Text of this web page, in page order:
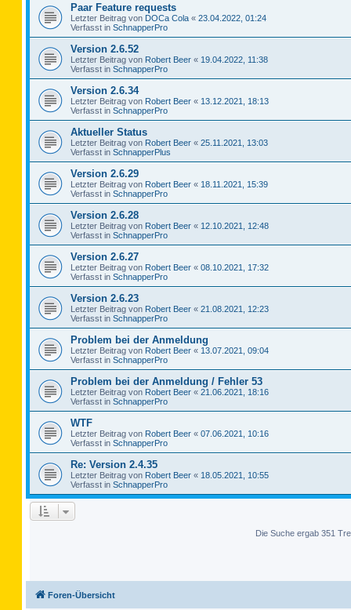
Paar Feature requests
Letzter Beitrag von DOCa Cola « 23.04.2022, 01:24
Verfasst in SchnapperPro
Version 2.6.52
Letzter Beitrag von Robert Beer « 19.04.2022, 11:38
Verfasst in SchnapperPro
Version 2.6.34
Letzter Beitrag von Robert Beer « 13.12.2021, 18:13
Verfasst in SchnapperPro
Aktueller Status
Letzter Beitrag von Robert Beer « 25.11.2021, 13:03
Verfasst in SchnapperPlus
Version 2.6.29
Letzter Beitrag von Robert Beer « 18.11.2021, 15:39
Verfasst in SchnapperPro
Version 2.6.28
Letzter Beitrag von Robert Beer « 12.10.2021, 12:48
Verfasst in SchnapperPro
Version 2.6.27
Letzter Beitrag von Robert Beer « 08.10.2021, 17:32
Verfasst in SchnapperPro
Version 2.6.23
Letzter Beitrag von Robert Beer « 21.08.2021, 12:23
Verfasst in SchnapperPro
Problem bei der Anmeldung
Letzter Beitrag von Robert Beer « 13.07.2021, 09:04
Verfasst in SchnapperPro
Problem bei der Anmeldung / Fehler 53
Letzter Beitrag von Robert Beer « 21.06.2021, 18:16
Verfasst in SchnapperPro
WTF
Letzter Beitrag von Robert Beer « 07.06.2021, 10:16
Verfasst in SchnapperPro
Re: Version 2.4.35
Letzter Beitrag von Robert Beer « 18.05.2021, 10:55
Verfasst in SchnapperPro
Die Suche ergab 351
Foren-Übersicht